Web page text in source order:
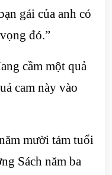
gái của anh có
đó.”
cầm một quả
cam này vào
mười tám tuổi
Sách năm ba